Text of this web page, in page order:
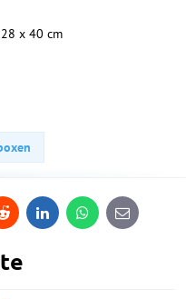
x 40 cm
Reddit LinkedInWhatsApp
E-
mail